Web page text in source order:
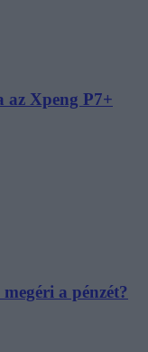
az Xpeng P7+
a pénzét?